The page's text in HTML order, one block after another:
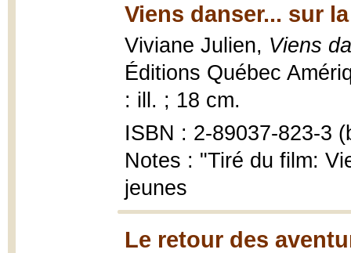
Viens danser... sur
Viviane Julien, Viens
Éditions Québec
: ill. ; 18 cm.
ISBN : 2-89037-823-3
Notes : "Tiré du film:
jeunes
Le retour des